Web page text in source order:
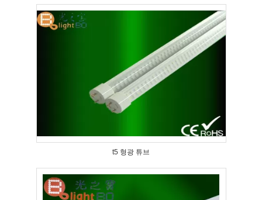
t5 형광 튜브